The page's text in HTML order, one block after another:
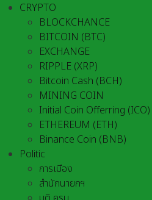
CRYPTO
BLOCKCHANCE
BITCOIN (BTC)
EXCHANGE
RIPPLE (XRP)
Bitcoin Cash (BCH)
MINING COIN
Initial Coin Offerring (ICO)
ETHEREUM (ETH)
Binance Coin (BNB)
Politic
การเมือง
สำนักนายกฯ